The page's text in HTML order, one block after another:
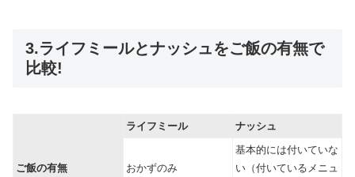
3.ライフミールとナッシュをご飯の有無で
比較!
ライフミール ナッシュ
ご飯の有無 おかずのみ
基本的には付いていな
い（付いているメニュ